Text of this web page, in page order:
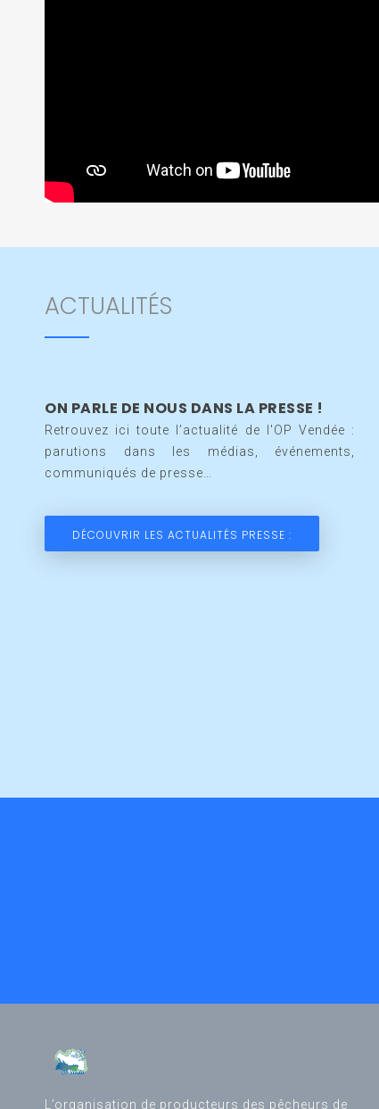
ACTUALITÉS
ON PARLE DE NOUS DANS LA PRESSE !
Retrouvez ici toute l’actualité de l'OP Vendée :
parutions dans les médias, événements,
communiqués de presse…
DÉCOUVRIR LES ACTUALITÉS PRESSE :
L’organisation de producteurs des pêcheurs de